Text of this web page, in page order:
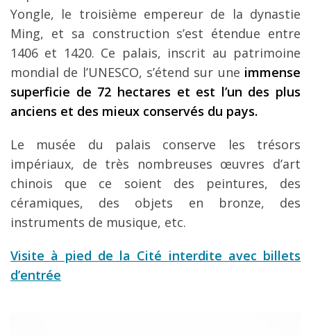
Yongle, le troisième empereur de la dynastie
Ming, et sa construction s’est étendue entre
1406 et 1420. Ce palais, inscrit au patrimoine
mondial de l’UNESCO, s’étend sur une immense
superficie de 72 hectares et est l’un des plus
anciens et des mieux conservés du pays.
Le musée du palais conserve les trésors
impériaux, de très nombreuses œuvres d’art
chinois que ce soient des peintures, des
céramiques, des objets en bronze, des
instruments de musique, etc.
Visite à pied de la Cité interdite avec billets
d’entrée